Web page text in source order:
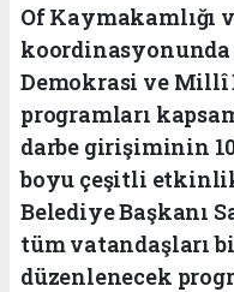
Of Kaymakamlığı
koordinasyonunda
Demokrasi ve
programları
darbe girişiminin
boyu çeşitli
Belediye Başkanı
tüm vatandaşları
düzenlenecek